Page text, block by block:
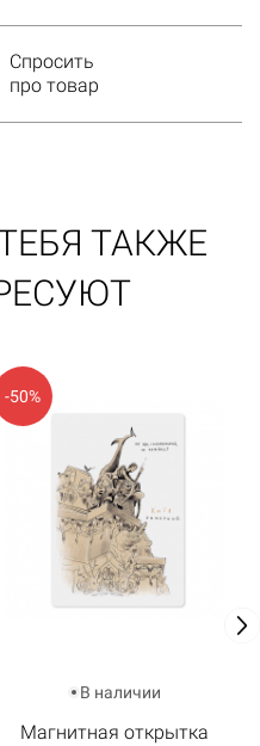
Спросить
про товар
ТАКЖЕ
-50%
В наличии
Магнитная открытка